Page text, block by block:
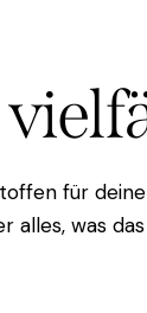
für
was